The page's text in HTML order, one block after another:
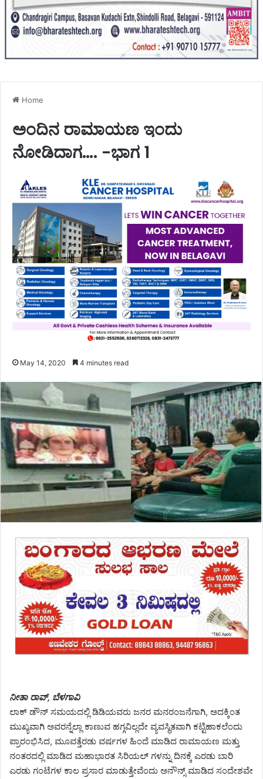
Home
ಅಂದಿನ ರಾಮಾಯಣ ಇಂದು
ನೋಡಿದಾಗ…. -ಭಾಗ 1
May 14, 2020 4 minutes read
ನೀತಾ ರಾವ್, ಬೆಳಗಾವಿ
ಲಾಕ್ ಡೌನ್‌ ಸಮಯದಲ್ಲಿ ಡಿಡಿಯವರು ಜನರ ಮನರಂಜನೆಗಾಗಿ, ಅದಕ್ಕಿಂತ
ಮುಖ್ಯವಾಗಿ ಅವರನ್ನೆಲ್ಲಾ ಕಾಣುವ ಹಗ್ಗವಿಲ್ಲದೇ ವ್ಯವಸ್ಥಿತವಾಗಿ ಕಟ್ಟಿಹಾಕಲೆಂದು
ಪ್ರಾರಂಭಿಸಿದ, ಮೂವತ್ತೆರಡು ವರ್ಷಗಳ ಹಿಂದೆ ಮಾಡಿದ ರಾಮಾಯಣ ಮತ್ತು
ನಂತರದಲ್ಲಿ ಮಾಡಿದ ಮಹಾಭಾರತ ಸಿರಿಯಲ್ ಗಳನ್ನು ದಿನಕ್ಕೆ ಎರಡು ಬಾರಿ
ಎರಡು ಗಂಟೆಗಳ ಕಾಲ ಪ್ರಸಾರ ಮಾಡುತ್ತೇವೆಂದು ಅನೌನ್ಸ್ ಮಾಡಿದ ಸಂದೇಶವೇ